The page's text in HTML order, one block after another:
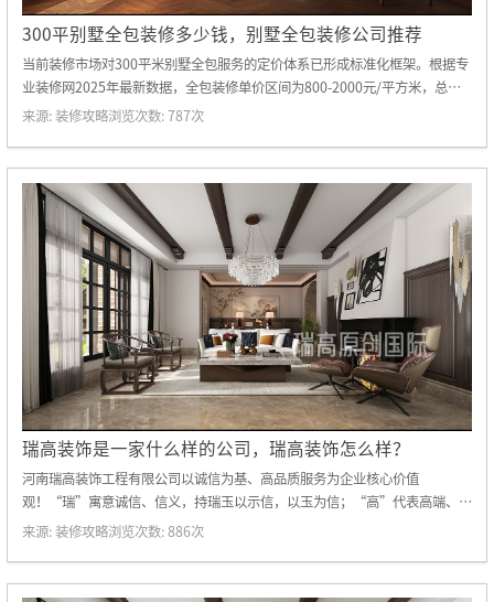
300平别墅全包装修多少钱，别墅全包装修公司推荐
当前装修市场对300平米别墅全包服务的定价体系已形成标准化框架。根据专
业装修网2025年最新数据，全包装修单价区间为800-2000元/平方米，总价
区间跨度达24万至60万元以上。这种价格差异主要源于三大核心要素：装修
来源: 装修攻略浏览次数: 787次
瑞高装饰是一家什么样的公司，瑞高装饰怎么样？
河南瑞高装饰工程有限公司以诚信为基、高品质服务为企业核心价值
观！“瑞”寓意诚信、信义，持瑞玉以示信，以玉为信；“高”代表高端、高
性价比、更是追求更高美好生活品质的过程！
来源: 装修攻略浏览次数: 886次